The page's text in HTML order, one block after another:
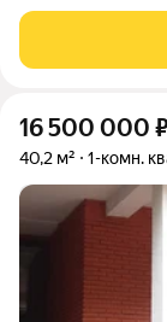
электрика,
качественных
16 500 000
40,2 м² 1-комн.